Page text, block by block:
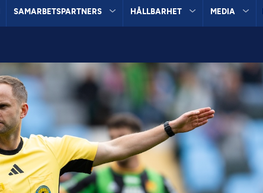
SAMARBETSPARTNERS HÅLLBARHET MEDIA